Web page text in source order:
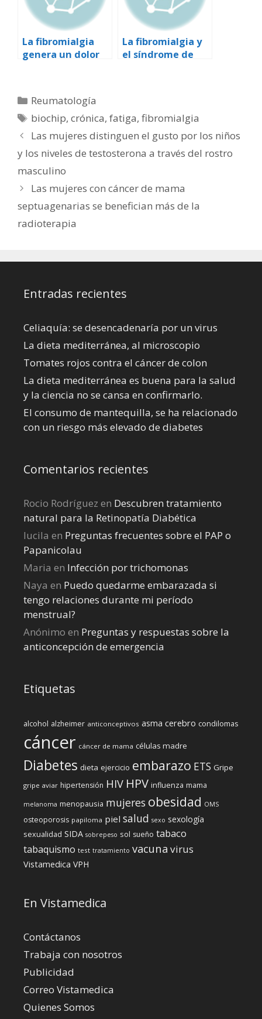
La fibromialgia
genera un dolor
La fibromialgia y
el síndrome de
Categorías
Reumatología
Etiquetas
biochip,crónica,fatiga,fibromialgia
Las mujeres distinguen el gusto por los niños
y los niveles de testosterona a través del rostro
masculino
Las mujeres con cáncer de mama
septuagenarias se benefician más de la
radioterapia
Entradas recientes
Celiaquía: se desencadenaría por un virus
La dieta mediterránea, al microscopio
Tomates rojos contra el cáncer de colon
La dieta mediterránea es buena para la salud
y la ciencia no se cansa en confirmarlo.
El consumo de mantequilla, se ha relacionado
con un riesgo más elevado de diabetes
Comentarios recientes
Rocio Rodríguez en Descubren tratamiento
natural para la Retinopatía Diabética
lucila en Preguntas frecuentes sobre el PAP o
Papanicolau
Maria en Infección por trichomonas
Naya en Puedo quedarme embarazada si
tengo relaciones durante mi perí­odo
menstrual?
Anónimo en Preguntas y respuestas sobre la
anticoncepción de emergencia
Etiquetas
alcohol alzheimer anticonceptivos asma cerebro condilomas
cáncer cáncer de mama células madre
Diabetes dieta ejercicio embarazo ETS Gripe
gripe aviar hipertensión HIV HPV influenza mama
melanoma menopausia mujeres obesidad OMS
osteoporosis papiloma piel salud sexo sexología
sexualidad SIDA sobrepeso sol sueño tabaco
tabaquismo test tratamiento vacuna virus
Vistamedica VPH
En Vistamedica
Contáctanos
Trabaja con nosotros
Publicidad
Correo Vistamedica
Quienes Somos